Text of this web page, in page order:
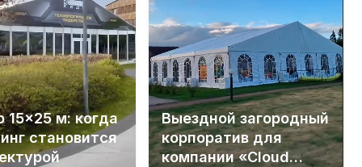
15×25 м: когда
становится
Выездной загородный
корпоратив для
компании «Cloud